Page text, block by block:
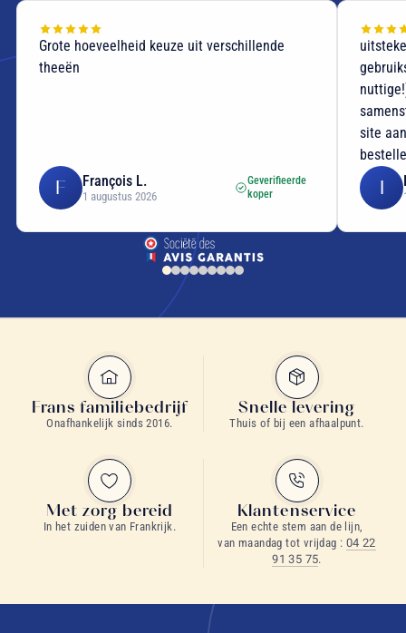
Grote hoeveelheid keuze uit verschillende
theeën
F François L.
1 augustus 2026
Geverifieerde
koper
site
I
Frans familiebedrijf
Onafhankelijk sinds 2016.
Snelle levering
Thuis of bij een afhaalpunt.
Met zorg bereid
In het zuiden van Frankrijk.
Klantenservice
Een echte stem aan de lijn,
van maandag tot vrijdag : 04 22
91 35 75.